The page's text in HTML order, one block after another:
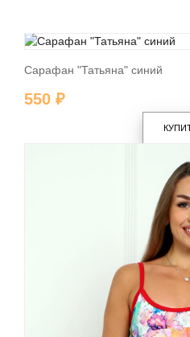
Сарафан "Татьяна" синий
550 ₽